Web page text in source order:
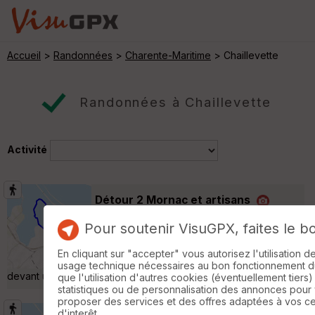
Accueil > Randonnées > Charente-Maritime > Chaillevette
Randonnées à Chaillevette
Activité
Détour 2 Mornac et artisans
Randonnée Pédestre 9 km
Balade en suivant le circuit proposé par
l'office de tourisme et intitulé Détour 2. Diner
devant une bonne éclade de moules ! un régal »
Pour soutenir VisuGPX, faites le
En cliquant sur "accepter" vous autorisez l'utilisation
usage technique nécessaires au bon fonctionnement
que l'utilisation d'autres cookies (éventuellement
statistiques ou de personnalisation des annonces pour
proposer des services et des offres adaptées à vos